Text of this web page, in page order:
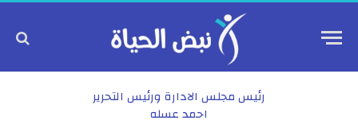
رئيس مجلس الادارة ورئيس التحرير
احمد عسله